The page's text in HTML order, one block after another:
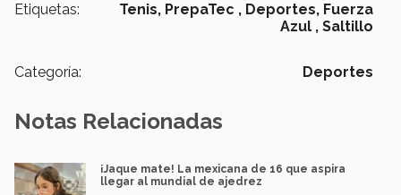
Etiquetas: Tenis, PrepaTec , Deportes, Fuerza
Azul , Saltillo
Categoría: Deportes
Notas Relacionadas
¡Jaque mate! La mexicana de 16 que aspira
llegar al mundial de ajedrez